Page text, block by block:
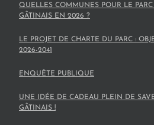
QUELLES COMMUNES POUR LE
GÂTINAIS EN 2026 ?
LE PROJET DE CHARTE DU PARC :
2026-2041
ENQUÊTE PUBLIQUE
UNE IDÉE DE CADEAU PLEIN DE
GÂTINAIS !